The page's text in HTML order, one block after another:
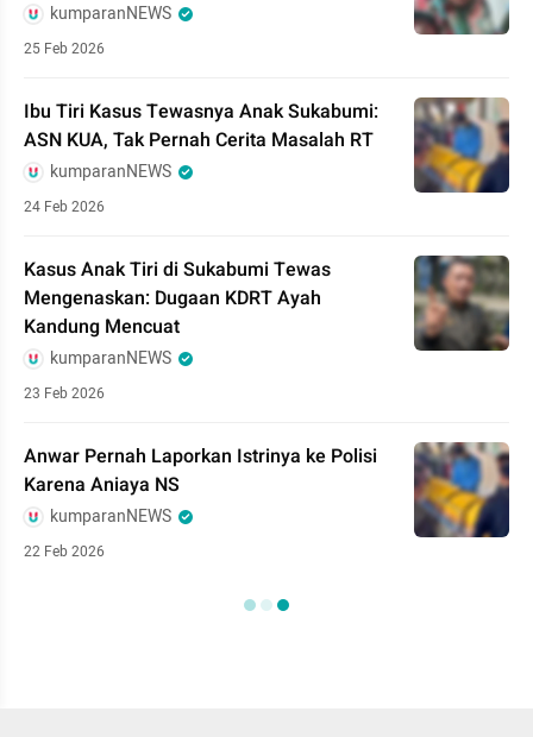
kumparanNEWS
25 Feb 2026
Ibu Tiri Kasus Tewasnya Anak Sukabumi:
ASN KUA, Tak Pernah Cerita Masalah RT
kumparanNEWS
24 Feb 2026
Kasus Anak Tiri di Sukabumi Tewas
Mengenaskan: Dugaan KDRT Ayah
Kandung Mencuat
kumparanNEWS
23 Feb 2026
Anwar Pernah Laporkan Istrinya ke Polisi
Karena Aniaya NS
kumparanNEWS
22 Feb 2026